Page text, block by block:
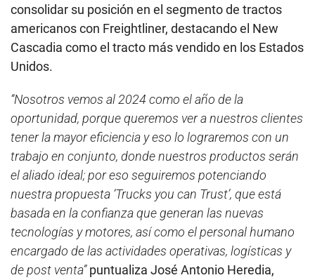
consolidar su posición en el segmento de tractos
americanos con Freightliner, destacando el New
Cascadia como el tracto más vendido en los Estados
Unidos.
“Nosotros vemos al 2024 como el año de la
oportunidad, porque queremos ver a nuestros clientes
tener la mayor eficiencia y eso lo lograremos con un
trabajo en conjunto, donde nuestros productos serán
el aliado ideal; por eso seguiremos potenciando
nuestra propuesta ‘Trucks you can Trust’, que está
basada en la confianza que generan las nuevas
tecnologías y motores, así como el personal humano
encargado de las actividades operativas, logísticas y
de post venta”puntualiza José Antonio Heredia,